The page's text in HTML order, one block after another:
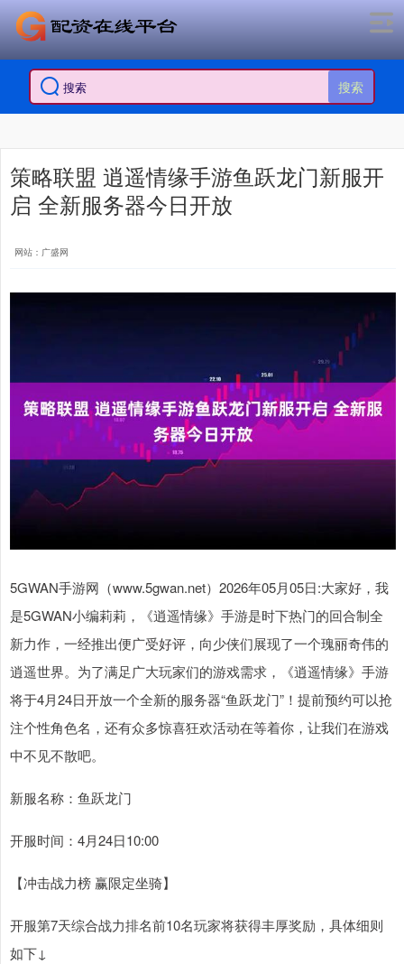
搜索
策略联盟 逍遥情缘手游鱼跃龙门新服开
启 全新服务器今日开放
网站：广盛网
5GWAN手游网（www.5gwan.net）2026年05月05日:大家好，我
是5GWAN小编莉莉，《逍遥情缘》手游是时下热门的回合制全
新力作，一经推出便广受好评，向少侠们展现了一个瑰丽奇伟的
逍遥世界。为了满足广大玩家们的游戏需求，《逍遥情缘》手游
将于4月24日开放一个全新的服务器“鱼跃龙门”！提前预约可以抢
注个性角色名，还有众多惊喜狂欢活动在等着你，让我们在游戏
中不见不散吧。
新服名称：鱼跃龙门
开服时间：4月24日10:00
【冲击战力榜 赢限定坐骑】
开服第7天综合战力排名前10名玩家将获得丰厚奖励，具体细则
如下↓